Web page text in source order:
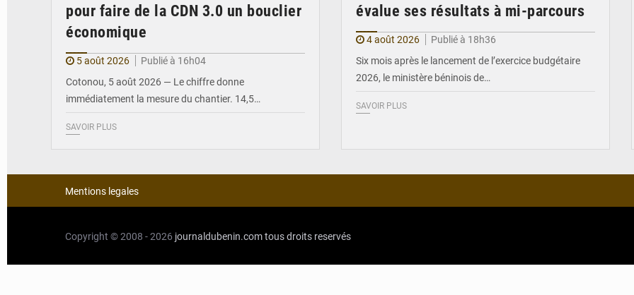
pour faire de la CDN 3.0 un bouclier
économique
5 août 2026
Publié à 16h04
Cotonou, 5 août 2026 — Le chiffre donne
immédiatement la mesure du chantier. 14,5…
SAVOIR PLUS
évalue ses résultats à mi-parcours
4 août 2026
Publié à 18h36
Six mois après le lancement de l’exercice budgétaire
2026, le ministère béninois de…
SAVOIR PLUS
Mentions legales
Copyright © 2008 - 2026 journaldubenin.comtous droits reservés